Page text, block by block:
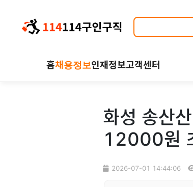
홈채용정보인재정보고객센터
화성 송산
12000원
2026-07-01 14:44:06